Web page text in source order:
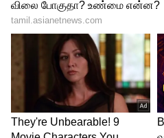
நடைபெற்று வருகிறது
போக்குவரத்து மாற்றம்
வெளி மாவட்டங்களில்
இந்த பகுதிக்கு
கிட்டத்தட்ட 200
சாலையில் யாரும்
அனுமதிக்கபடவில்லை.